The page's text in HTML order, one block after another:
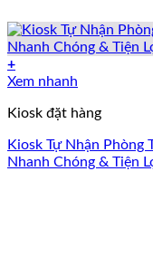
+
Xem nhanh
Kiosk đặt hàng
Kiosk Tự Nhận Phòng
Nhanh Chóng & Tiện